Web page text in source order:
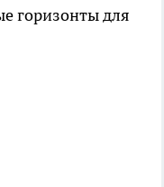
горизонты для